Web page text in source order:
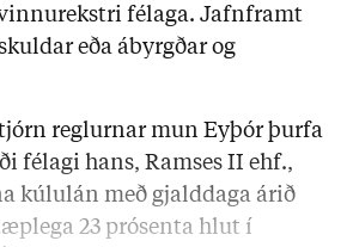
félaga. Jafnframt
eða ábyrgðar og
reglurnar mun Eyþór þurfa
félagi hans, Ramses II ehf.,
kúlulán með gjalddaga árið
23 prósenta hlut í